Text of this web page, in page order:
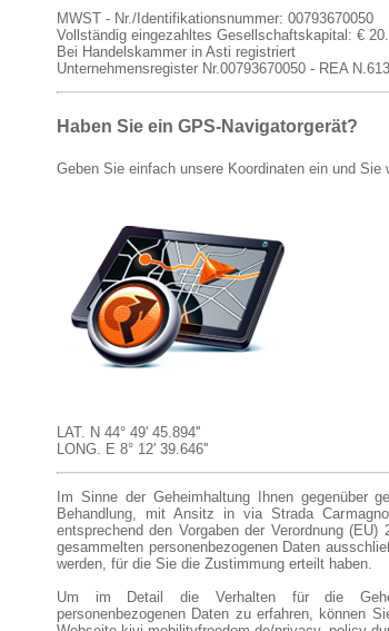
MWST - Nr./Identifikationsnummer: 00793670050
Vollständig eingezahltes Gesellschaftskapital: €
Bei Handelskammer in Asti registriert
Unternehmensregister Nr.00793670050 - REA
Haben Sie ein GPS-Navigatorgerät?
Geben Sie einfach unsere Koordinaten ein und Sie
LAT. N 44° 49' 45.894''
LONG. E 8° 12' 39.646''
Im Sinne der Geheimhaltung Ihnen gegenüber
Behandlung, mit Ansitz in via Strada
entsprechend den Vorgaben der Verordnung
gesammelten personenbezogenen Daten
werden, für die Sie die Zustimmung erteilt haben.
Um im Detail die Verhalten für die
personenbezogenen Daten zu erfahren, können